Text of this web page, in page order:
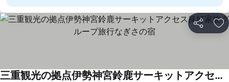
Partilhar
三重観光の拠点伊勢神宮鈴鹿サーキットアクセス良好家族グループ旅行なぎさの宿